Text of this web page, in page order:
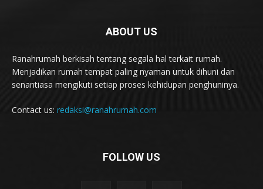
ABOUT US
Ranahrumah berkisah tentang segala hal terkait rumah.
Menjadikan rumah tempat paling nyaman untuk dihuni dan
senantiasa mengikuti setiap proses kehidupan penghuninya.
Contact us: redaksi@ranahrumah.com
FOLLOW US